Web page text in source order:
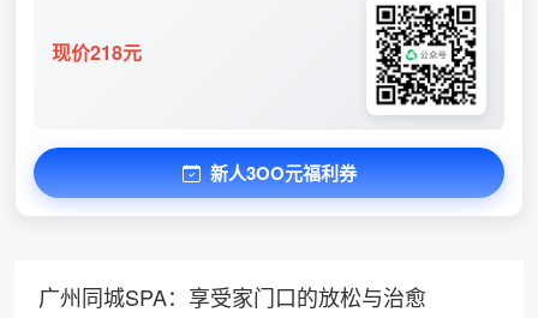
现价218元
新人3OO元福利券
广州同城SPA：享受家门口的放松与治愈